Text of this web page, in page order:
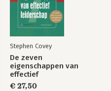
Stephen Covey
De zeven
eigenschappen van
effectief
leiderschap
€ 27,50